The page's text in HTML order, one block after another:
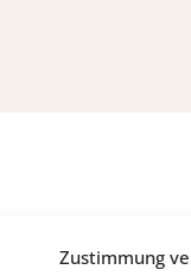
Zustimmung